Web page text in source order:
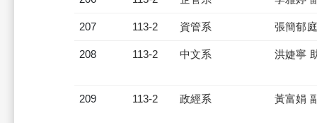
207 113-2 資管系 張簡郁
208 113-2 中文系 洪婕寧
209 113-2 政經系 黃富娟